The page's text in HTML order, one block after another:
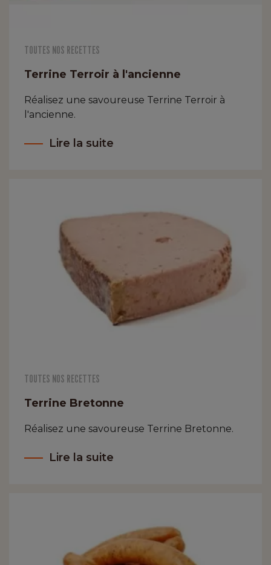
TOUTES NOS RECETTES
Terrine Terroir à l'ancienne
Réalisez une savoureuse Terrine Terroir à
l'ancienne.
Lire la suite
TOUTES NOS RECETTES
Terrine Bretonne
Réalisez une savoureuse Terrine Bretonne.
Lire la suite